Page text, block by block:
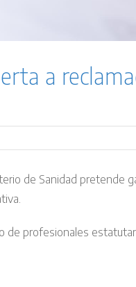
a
de Sanidad pretende
de profesionales